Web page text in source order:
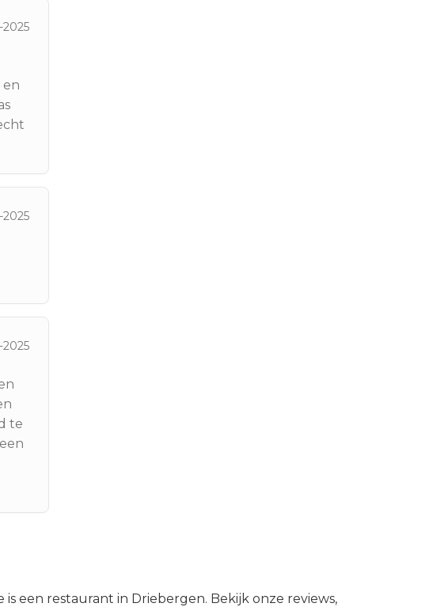
2025
en
2025
2025
te
is een restaurant in Driebergen. Bekijk onze reviews,